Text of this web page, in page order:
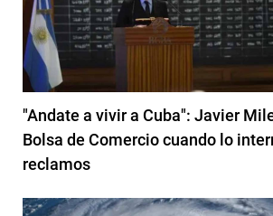
"Andate a vivir a Cuba": Javier
Bolsa de Comercio cuando lo
reclamos